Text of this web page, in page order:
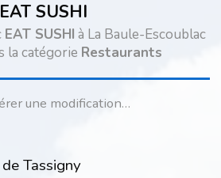
EAT SUSHI
EAT SUSHI à La Baule-Escoublac
la catégorie Restaurants
une modification…
Tassigny